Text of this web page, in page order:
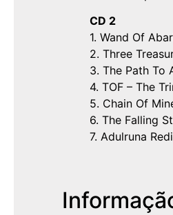
CD 2
1. Wand Of
2. Three
3. The Path To
4. TOF – The
5. Chain Of
6. The Falling
7. Adulruna